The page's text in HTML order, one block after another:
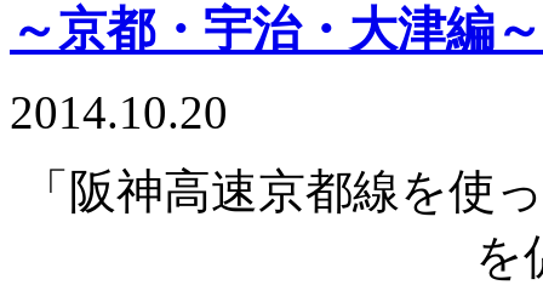
～京都・宇治・大津編
2014.10.20
「阪神高速京都線を使
を